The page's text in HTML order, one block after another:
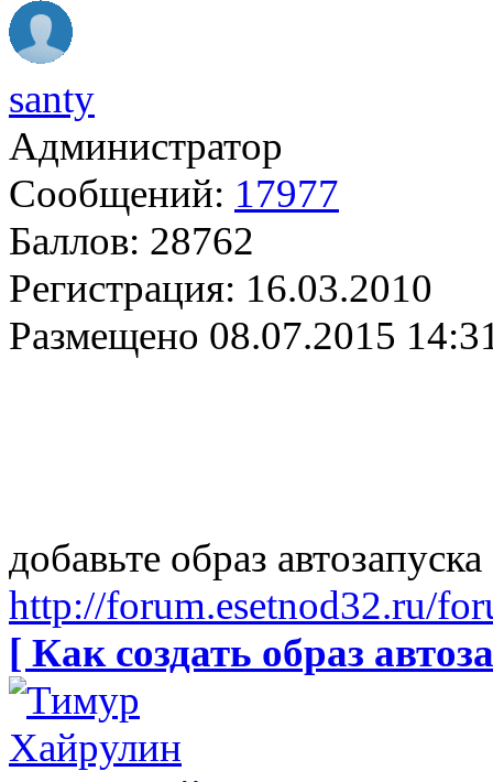
santy
Администратор
Сообщений: 17977
Баллов: 28762
Регистрация: 16.03.2010
Размещено 08.07.2015
добавьте образ автозапуска
http://forum.esetnod32.ru/
[ Как создать образ